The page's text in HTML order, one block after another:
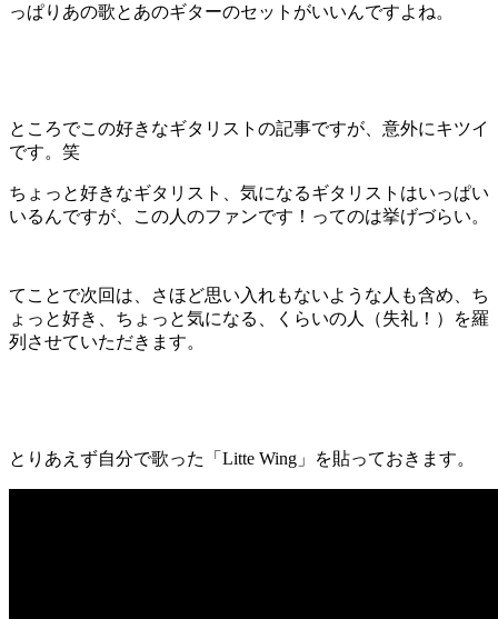
っぱりあの歌とあのギターのセットがいいんですよね。
ところでこの好きなギタリストの記事ですが、意外にキツイ
です。笑
ちょっと好きなギタリスト、気になるギタリストはいっぱい
いるんですが、この人のファンです！ってのは挙げづらい。
てことで次回は、さほど思い入れもないような人も含め、ち
ょっと好き、ちょっと気になる、くらいの人（失礼！）を羅
列させていただきます。
とりあえず自分で歌った「Litte Wing」を貼っておきます。